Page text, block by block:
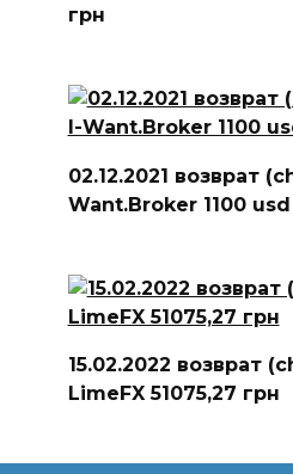
грн
02.12.2021 возврат
Want.Broker 1100 usd
15.02.2022 возврат
LimeFX 51075,27 грн